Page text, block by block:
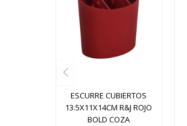
ESCURRE CUBIERTOS
13.5X11X14CM R&J ROJO
BOLD COZA